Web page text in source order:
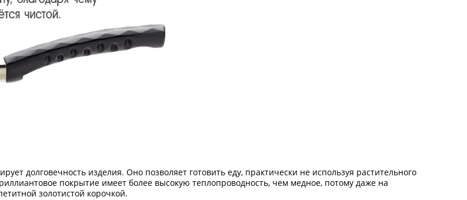
долговечность изделия. Оно позволяет готовить еду, практически не используя растительного
покрытие имеет более высокую теплопроводность, чем медное, потому даже на
золотистой корочкой.